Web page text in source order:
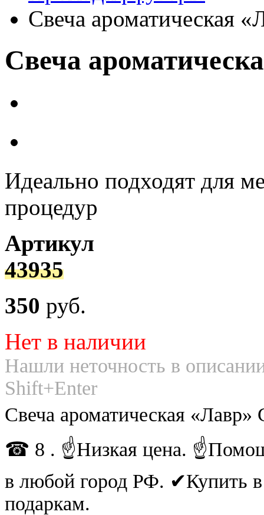
Свеча ароматическая
Свеча
Идеально подходят для
процедур
Артикул
43935
350 руб.
Нет в наличии
Нашли неточность в
Shift+Enter
Свеча ароматическая
☎ 8 . ☝Низкая цена.
в любой город РФ.
подаркам.